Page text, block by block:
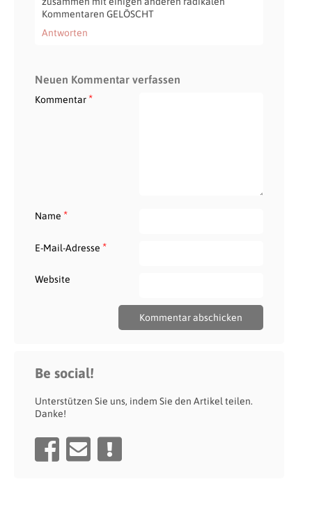
Kommentaren GELÖSCHT
Antworten
Neuen Kommentar verfassen
Kommentar*
Name *
E-Mail-Adresse *
Website
Be social!
Unterstützen Sie uns, indem Sie den Artikel teilen.
Danke!